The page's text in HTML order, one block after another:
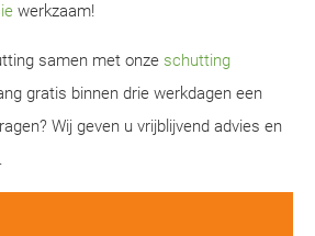
werkzaam!
samen met onze schutting
gratis binnen drie werkdagen een
Wij geven u vrijblijvend advies en